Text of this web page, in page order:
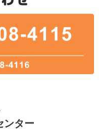
ンター